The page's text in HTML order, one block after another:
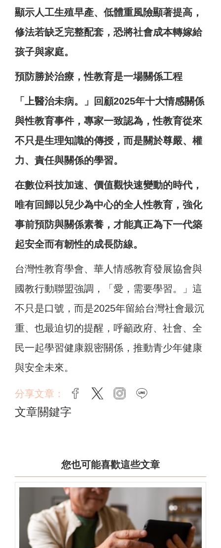
顯示人工生殖早產、低體重風險顯著提高，
修法若缺乏完整配套，恐將社會成本轉嫁給
孩子與家庭。
預防勝於治療，性教育是一場關係工程
「上醫治未病。」回顧2025年十大情感關係
與性教育事件，專家一致認為，性教育從來
不只是生理知識的傳授，而是關於尊嚴、權
力、責任與關係的學習。
在數位科技加速、價值觀快速變動的時代，
唯有回歸以兒少為中心的全人性教育，強化
事前預防與關係素養，才能真正為下一代築
起安全而有韌性的成長防線。
台灣性教育學會、華人情感教育發展協會與
國教行動聯盟強調，「愛，需要學習。」這
不只是口號，而是2025年留給台灣社會最沉
重、也最迫切的提醒，呼籲政府、社會、全
民一起學習健康親密關係，推動青少年健康
與安全未來。
分享文章： facebook
twitter instagram
文章關鍵字
您也可能喜歡這些文章